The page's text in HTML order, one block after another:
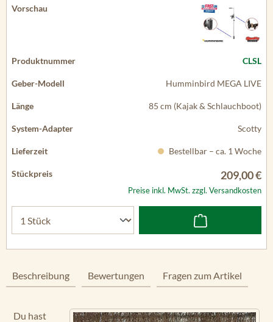
CLSL
Humminbird MEGA LIVE
85 cm (Kajak & Schlauchboot)
Scotty
Bestellbar – ca. 1 Woche
209,00 €
Preise inkl. MwSt. zzgl. Versandkosten
Beschreibung Bewertungen Fragen zum Artikel
Du hast